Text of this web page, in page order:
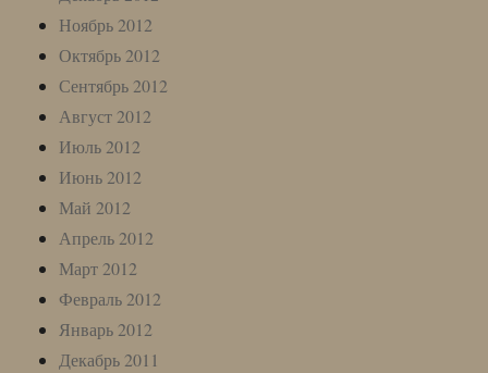
Ноябрь 2012
Октябрь 2012
Сентябрь 2012
Август 2012
Июль 2012
Июнь 2012
Май 2012
Апрель 2012
Март 2012
Февраль 2012
Январь 2012
Декабрь 2011